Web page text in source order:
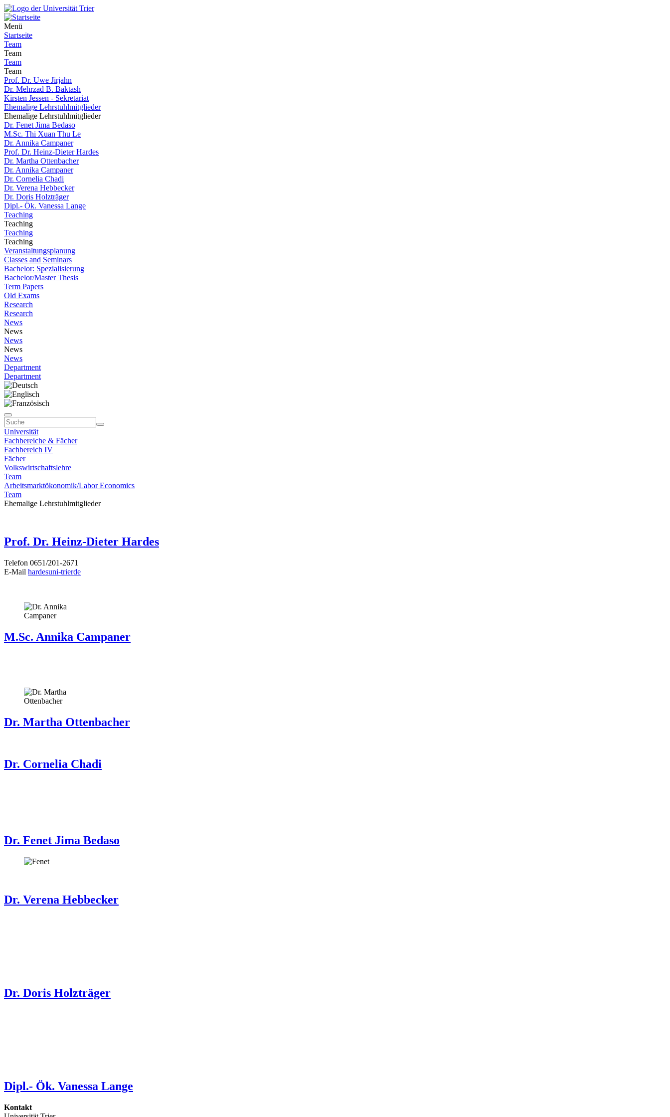
Menü
Startseite
Team
Team
Team
Team
Prof. Dr. Uwe Jirjahn
Dr. Mehrzad B. Baktash
Kirsten Jessen - Sekretariat
Ehemalige Lehrstuhlmitglieder
Ehemalige Lehrstuhlmitglieder
Dr. Fenet Jima Bedaso
M.Sc. Thi Xuan Thu Le
Dr. Annika Campaner
Prof. Dr. Heinz-Dieter Hardes
Dr. Martha Ottenbacher
Dr. Annika Campaner
Dr. Cornelia Chadi
Dr. Verena Hebbecker
Dr. Doris Holzträger
Dipl.- Ök. Vanessa Lange
Teaching
Teaching
Teaching
Teaching
Veranstaltungsplanung
Classes and Seminars
Bachelor: Spezialisierung
Bachelor/Master Thesis
Term Papers
Old Exams
Research
Research
News
News
News
News
News
Department
Department
Universität
Fachbereiche & Fächer
Fachbereich IV
Fächer
Volkswirtschaftslehre
Team
Arbeitsmarktökonomik/Labor Economics
Team
Ehemalige Lehrstuhlmitglieder
Prof. Dr. Heinz-Dieter Hardes
Telefon 0651/201-2671
E-Mail hardesuni-trierde
M.Sc. Annika Campaner
Dr. Martha Ottenbacher
Dr. Cornelia Chadi
Dr. Fenet Jima Bedaso
Dr. Verena Hebbecker
Dr. Doris Holzträger
Dipl.- Ök. Vanessa Lange
Kontakt